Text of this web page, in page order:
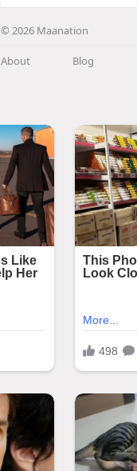
© 2026 Maanation
About Blog